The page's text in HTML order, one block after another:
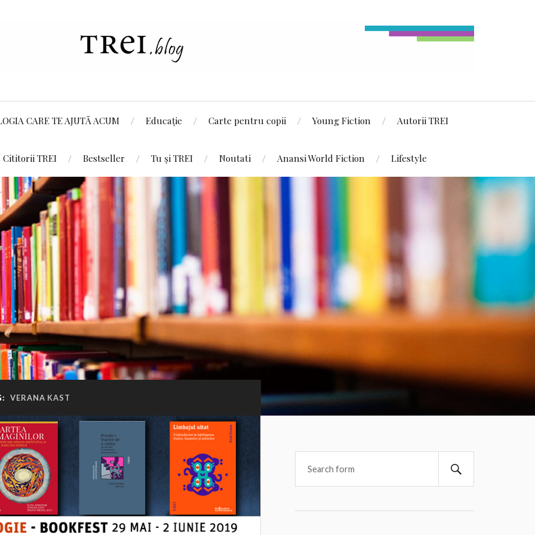
CARE TE AJUTĂ ACUM Educație Carte pentru copii Young Fiction Autorii TREI
Cititorii TREI Bestseller Tu și TREI Noutati Anansi World Fiction Lifestyle
VERANA KAST